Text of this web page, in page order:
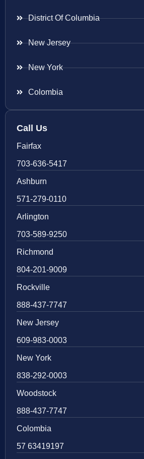
District Of Columbia
New Jersey
New York
Colombia
Call Us
Fairfax
703-636-5417
Ashburn
571-279-0110
Arlington
703-589-9250
Richmond
804-201-9009
Rockville
888-437-7747
New Jersey
609-983-0003
New York
838-292-0003
Woodstock
888-437-7747
Colombia
57 63419197